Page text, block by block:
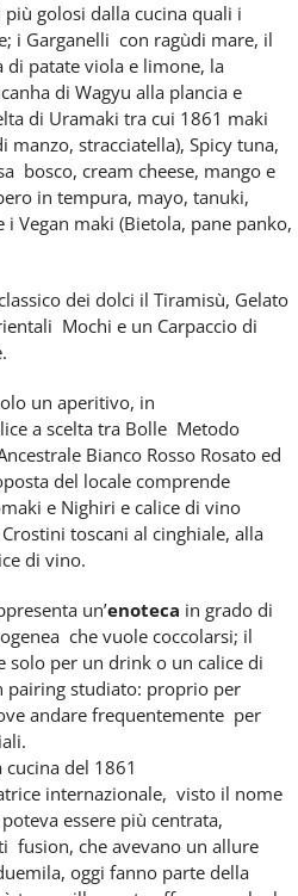
golosi dalla cucina quali i
i Garganelli con ragùdi mare, il
di patate viola e limone, la
di Wagyu alla plancia e
di Uramaki tra cui 1861 maki
stracciatella), Spicy tuna,
bosco, cream cheese, mango e
in tempura, mayo, tanuki,
Vegan maki (Bietola, pane panko,
dei dolci il Tiramisù, Gelato
Mochi e un Carpaccio di
un aperitivo, in
a scelta tra Bolle Metodo
Bianco Rosso Rosato ed
del locale comprende
e Nighiri e calice di vino
toscani al cinghiale, alla
di vino.
un’enoteca in grado di
che vuole coccolarsi; il
solo per un drink o un calice di
pairing studiato: proprio per
andare frequentemente per
del 1861
internazionale, visto il nome
essere più centrata,
fusion, che avevano un allure
oggi fanno parte della